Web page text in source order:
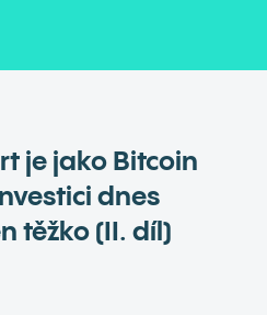
je jako Bitcoin
dnes
těžko (II. díl)